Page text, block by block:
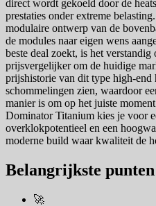
direct wordt gekoeld door de
prestaties onder extreme
modulaire ontwerp van de
de modules naar eigen wens
beste deal zoekt, is het
prijsvergelijker om de huidige
prijshistorie van dit type high-end
schommelingen zien, waardoor
manier is om op het juiste
Dominator Titanium kies je voor
overklokpotentieel en een
moderne build waar kwaliteit de
Belangrijkste punten
🚀